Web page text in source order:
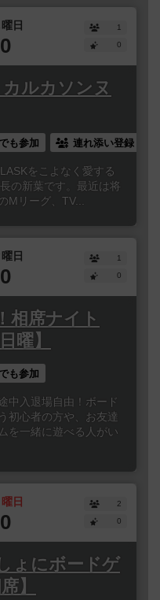
曜日
1
0
ルカソンヌ
も参加 連れ添い登録
をこよなく愛する
の新葉です。最近は将
Mリーグ、TV...
曜日
1
0
相席ナイト
曜】
も参加
中入退場自由！ボード
初心者の方や、お友達
を一緒に遊べる人がい
曜日
2
0
ょにボードゲ
】